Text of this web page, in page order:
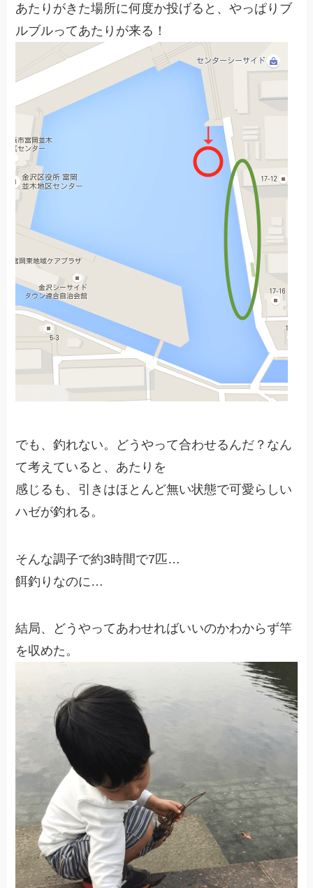
あたりがきた場所に何度か投げると、やっぱりブ
ルブルってあたりが来る！
でも、釣れない。どうやって合わせるんだ？なん
て考えていると、あたりを
感じるも、引きはほとんど無い状態で可愛らしい
ハゼが釣れる。
そんな調子で約3時間で7匹…
餌釣りなのに…
結局、どうやってあわせればいいのかわからず竿
を収めた。